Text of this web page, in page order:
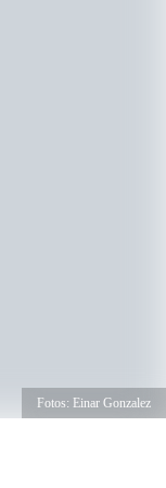
Fotos: Einar Gonzalez